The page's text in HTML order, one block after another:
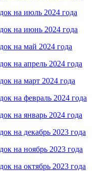
на июль 2024 года
на июнь 2024 года
на май 2024 года
на апрель 2024 года
на март 2024 года
на февраль 2024 года
на январь 2024 года
на декабрь 2023 года
на ноябрь 2023 года
на октябрь 2023 года